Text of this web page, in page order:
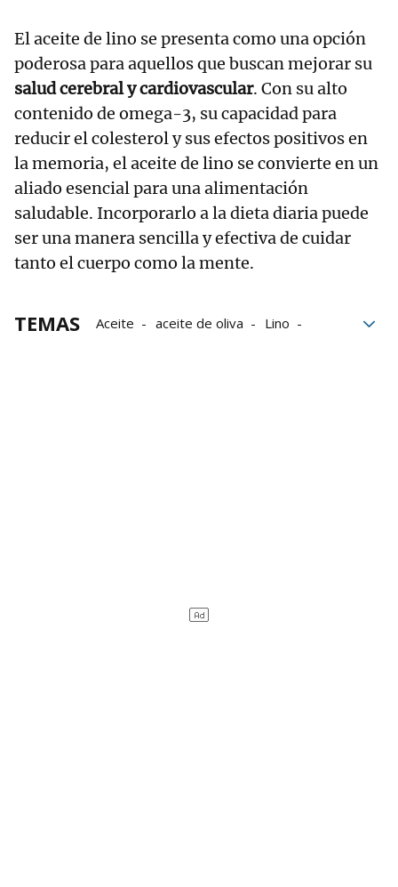
El aceite de lino se presenta como una opción
poderosa para aquellos que buscan mejorar su
salud cerebral y cardiovascular. Con su alto
contenido de omega-3, su capacidad para
reducir el colesterol y sus efectos positivos en
la memoria, el aceite de lino se convierte en un
aliado esencial para una alimentación
saludable. Incorporarlo a la dieta diaria puede
ser una manera sencilla y efectiva de cuidar
tanto el cuerpo como la mente.
TEMAS Aceite aceite de oliva
Lino